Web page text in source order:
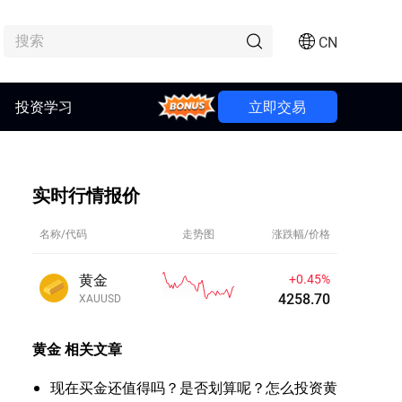
CN
投资学习 Bonus 立即交易
实时行情报价
名称/代码 走势图 涨跌幅/价格
黄金
XAUUSD
+0.45%
4258.70
黄金相关文章
现在买金还值得吗？是否划算呢？怎么投资黄